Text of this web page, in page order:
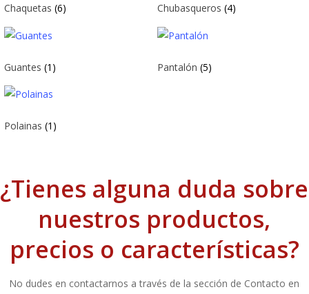
Chaquetas (6) Chubasqueros (4)
Guantes (1) Pantalón (5)
Polainas (1)
¿Tienes alguna duda sobre
nuestros productos,
precios o características?
No dudes en contactarnos a través de la sección de Contacto en